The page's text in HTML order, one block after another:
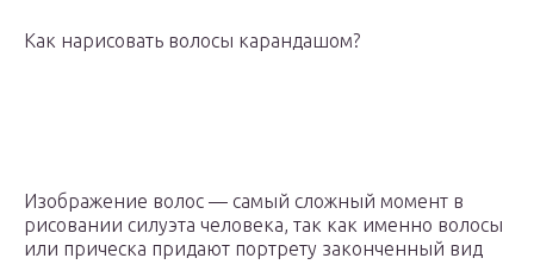
Как нарисовать волосы карандашом?
Изображение волос — самый сложный момент в
рисовании силуэта человека, так как именно волосы
или прическа придают портрету законченный вид